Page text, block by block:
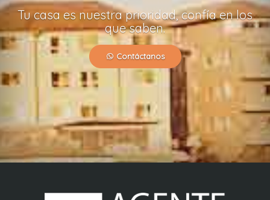
Tu casa es nuestra prioridad, confía en los
que saben.
Contáctanos